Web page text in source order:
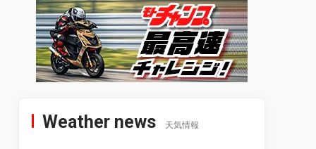
Weather news 天気情報